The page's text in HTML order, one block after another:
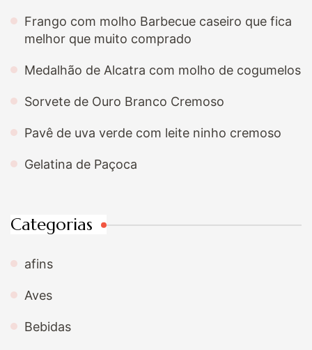
Frango com molho Barbecue caseiro que fica
melhor que muito comprado
Medalhão de Alcatra com molho de cogumelos
Sorvete de Ouro Branco Cremoso
Pavê de uva verde com leite ninho cremoso
Gelatina de Paçoca
Categorias
afins
Aves
Bebidas